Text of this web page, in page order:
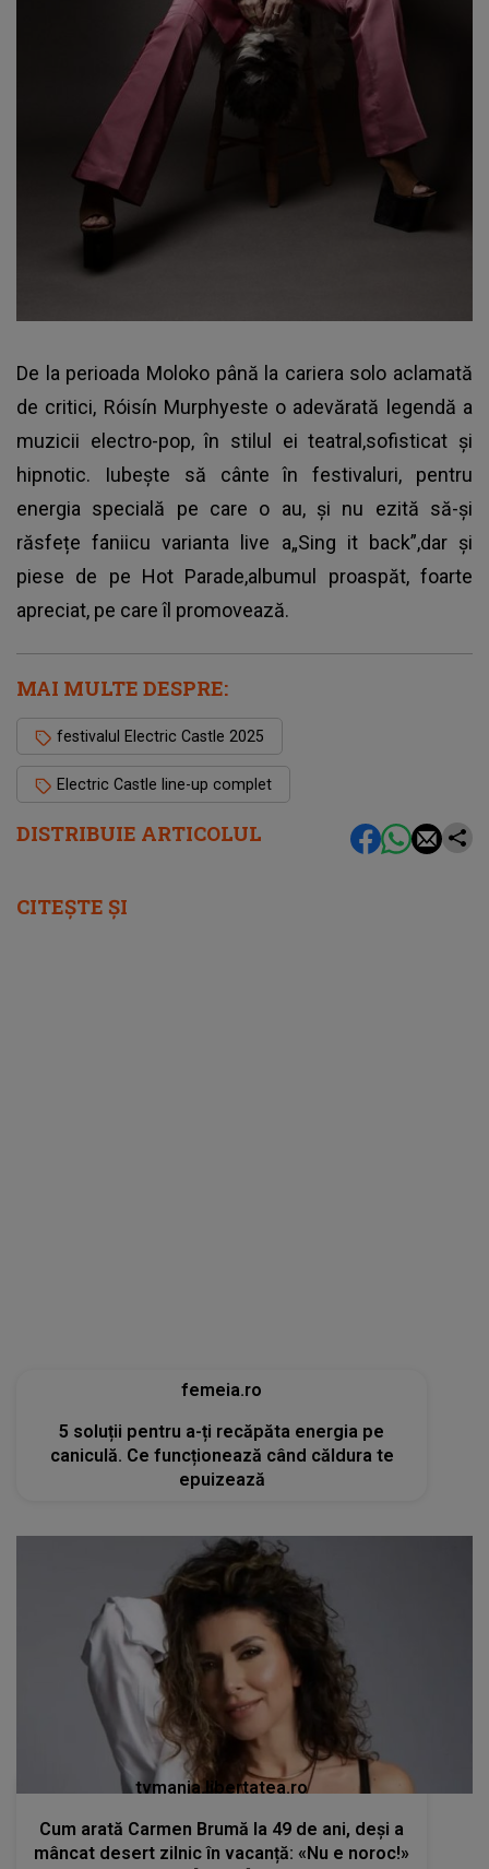
DISTRIBUIE ARTICOLUL
De la perioada Moloko până la cariera solo aclamată
de critici, Róisín Murphyeste o adevărată legendă a
muzicii electro-pop, în stilul ei teatral,sofisticat și
hipnotic. Iubește să cânte în festivaluri, pentru
energia specială pe care o au, și nu ezită să-și
răsfețe faniicu varianta live a„Sing it back”,dar și
piese de pe Hot Parade,albumul proaspăt, foarte
apreciat, pe care îl promovează.
MAI MULTE DESPRE:
festivalul Electric Castle 2025
Electric Castle line-up complet
CITEȘTE ȘI
tvmania.libertatea.ro
Cum arată Carmen Brumă la 49 de ani, deși a
mâncat desert zilnic în vacanță: «Nu e noroc!»
[FOTO]